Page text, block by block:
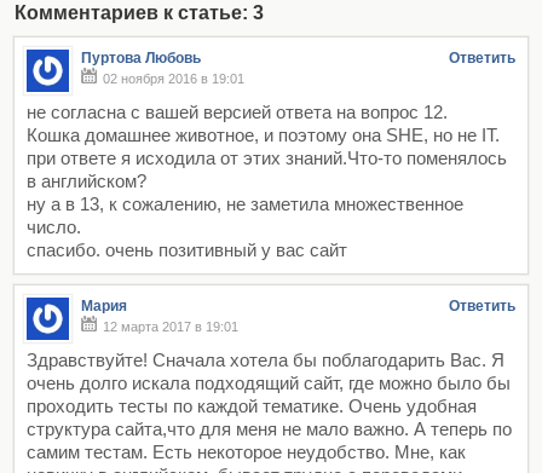
Комментариев к статье: 3
Пуртова Любовь Ответить
02 ноября 2016 в 19:01
не согласна с вашей версией ответа на вопрос 12.
Кошка домашнее животное, и поэтому она SHE, но не IT.
при ответе я исходила от этих знаний.Что-то поменялось
в английском?
ну а в 13, к сожалению, не заметила множественное
число.
спасибо. очень позитивный у вас сайт
Мария Ответить
12 марта 2017 в 19:01
Здравствуйте! Сначала хотела бы поблагодарить Вас. Я
очень долго искала подходящий сайт, где можно было бы
проходить тесты по каждой тематике. Очень удобная
структура сайта,что для меня не мало важно. А теперь по
самим тестам. Есть некоторое неудобство. Мне, как